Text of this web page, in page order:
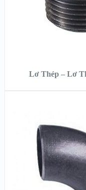
Lơ Thép – Lơ